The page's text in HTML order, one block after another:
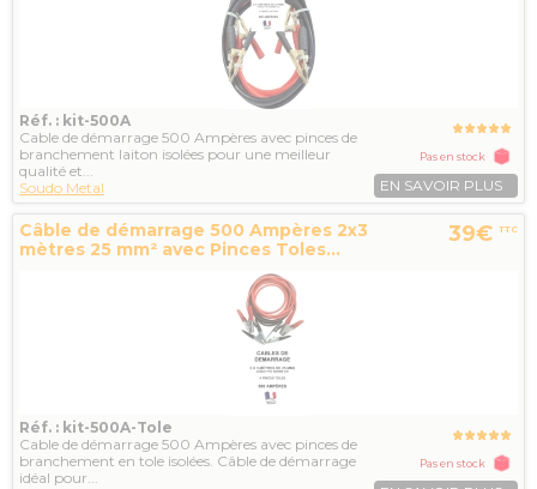
Réf. : kit-500A
Cable de démarrage 500 Ampères avec pinces de
branchement laiton isolées pour une meilleur
qualité et...
Soudo Metal
Pas en stock
EN SAVOIR PLUS
Câble de démarrage 500 Ampères 2x3
mètres 25 mm² avec Pinces Toles...
39€ TTC
Réf. : kit-500A-Tole
Cable de démarrage 500 Ampères avec pinces de
branchement en tole isolées. Câble de démarrage
idéal pour...
Pas en stock